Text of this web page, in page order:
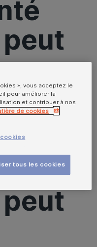
:
», vous acceptez le
pour améliorer la
et contribuer à nos
de cookies
tous les cookies